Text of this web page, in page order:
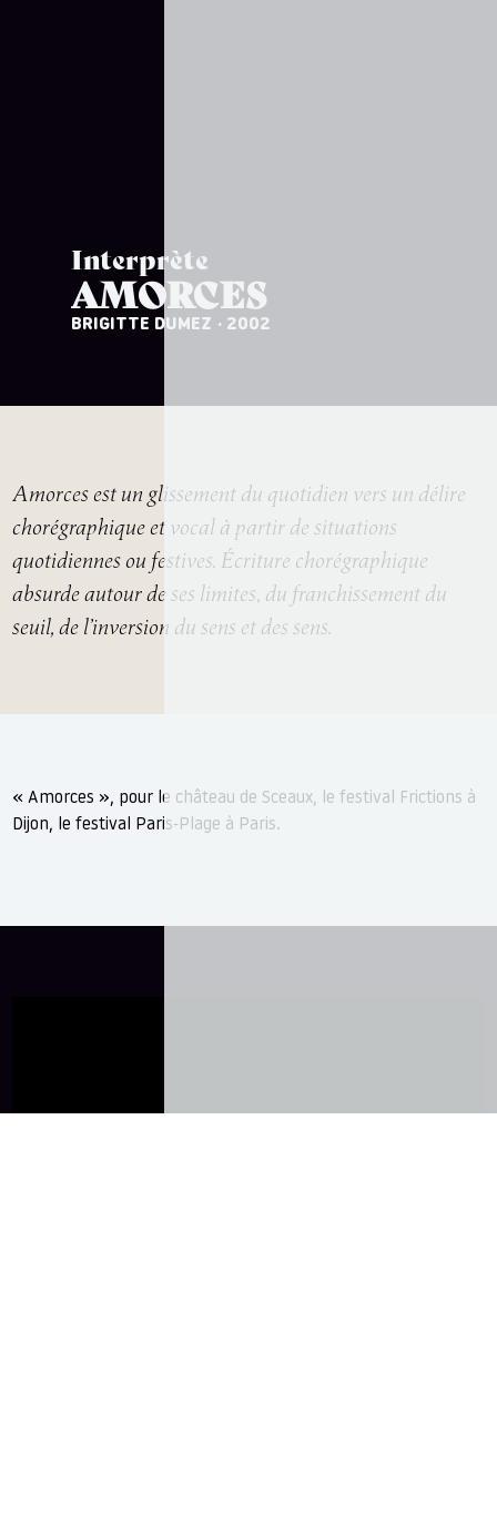
Interprète
AMORCES
BRIGITTE DUMEZ · 2002
Amorces est un glissement du quotidien vers un délire
chorégraphique et vocal à partir de situations
quotidiennes ou festives. Écriture chorégraphique
absurde autour de ses limites, du franchissement du
seuil, de l’inversion du sens et des sens.
« Amorces », pour le château de Sceaux, le festival Frictions à
Dijon, le festival Paris-Plage à Paris.